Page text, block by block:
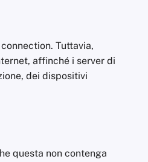
Tuttavia,
affinché i server di
dei dispositivi
questa non contenga